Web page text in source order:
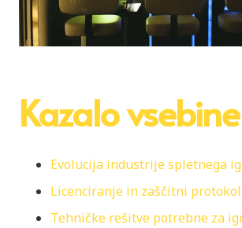
Kazalo vsebine
Evolucija industrije spletnega
Licenciranje in zaščitni
Tehničke rešitve potrebne za